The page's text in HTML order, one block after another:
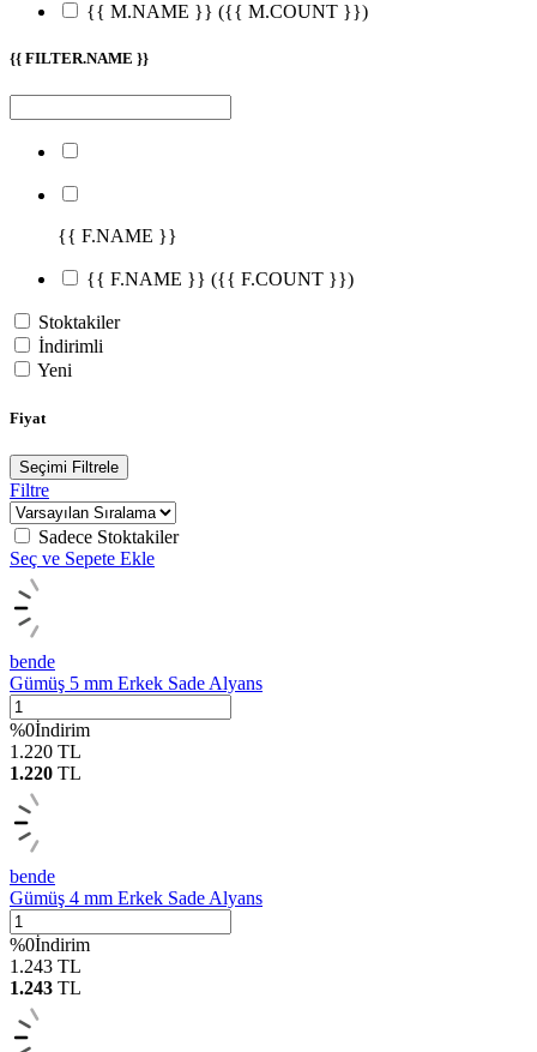
{{ M.NAME }} ({{ M.COUNT }})
{{ FILTER.NAME }}
{{ F.NAME }}
{{ F.NAME }} ({{ F.COUNT }})
Stoktakiler
İndirimli
Yeni
Fiyat
Seçimi Filtrele
Filtre
Sadece Stoktakiler
Seç ve Sepete Ekle
bende
Gümüş 5 mm Erkek Sade Alyans
%0İndirim
1.220 TL
1.220 TL
bende
Gümüş 4 mm Erkek Sade Alyans
%0İndirim
1.243 TL
1.243 TL